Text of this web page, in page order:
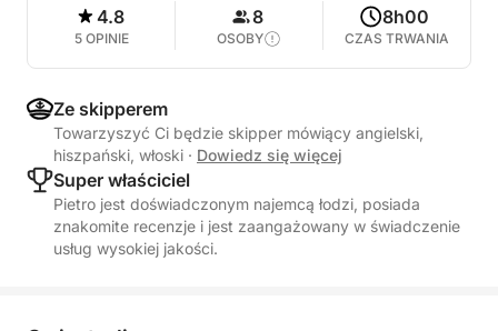
4.8
5 OPINIE
8
OSOBY
8h00
CZAS TRWANIA
Ze skipperem
Towarzyszyć Ci będzie skipper mówiący angielski,
hiszpański, włoski · Dowiedz się więcej
Super właściciel
Pietro jest doświadczonym najemcą łodzi, posiada
znakomite recenzje i jest zaangażowany w świadczenie
usług wysokiej jakości.